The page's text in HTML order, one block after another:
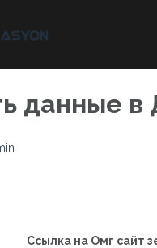
данные
Ссылка на Омг сайт